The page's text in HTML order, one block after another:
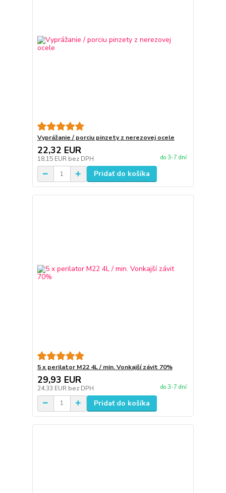
Vyprážanie / porciu pinzety z nerezovej ocele
22,32 EUR
18,15 EUR bez DPH do 3-7 dní
Pridať do košíka
5 x perilator M22 4L / min. Vonkajší závit 70%
29,93 EUR
24,33 EUR bez DPH do 3-7 dní
Pridať do košíka